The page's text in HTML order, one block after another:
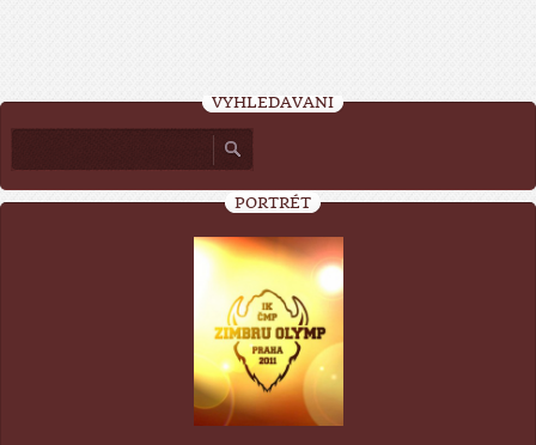
VYHLEDÁVÁNÍ
PORTRÉT